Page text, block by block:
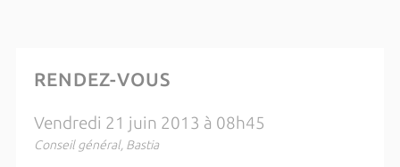
RENDEZ-VOUS
Vendredi 21 juin 2013 à 08h45
Conseil général, Bastia